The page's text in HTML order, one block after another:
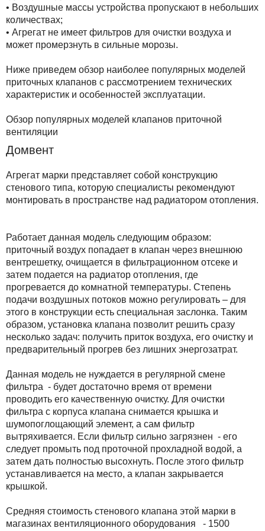
• Воздушные массы устройства пропускают в небольших
количествах;
• Агрегат не имеет фильтров для очистки воздуха и
может промерзнуть в сильные морозы.
Ниже приведем обзор наиболее популярных моделей
приточных клапанов с рассмотрением технических
характеристик и особенностей эксплуатации.
Обзор популярных моделей клапанов приточной
вентиляции
Домвент
Агрегат марки представляет собой конструкцию
стенового типа, которую специалисты рекомендуют
монтировать в пространстве над радиатором отопления.
Работает данная модель следующим образом:
приточный воздух попадает в клапан через внешнюю
вентрешетку, очищается в фильтрационном отсеке и
затем подается на радиатор отопления, где
прогревается до комнатной температуры. Степень
подачи воздушных потоков можно регулировать – для
этого в конструкции есть специальная заслонка. Таким
образом, установка клапана позволит решить сразу
несколько задач: получить приток воздуха, его очистку и
предварительный прогрев без лишних энергозатрат.
Данная модель не нуждается в регулярной смене
фильтра - будет достаточно время от времени
проводить его качественную очистку. Для очистки
фильтра с корпуса клапана снимается крышка и
шумопоглощающий элемент, а сам фильтр
вытряхивается. Если фильтр сильно загрязнен - его
следует промыть под проточной прохладной водой, а
затем дать полностью высохнуть. После этого фильтр
устанавливается на место, а клапан закрывается
крышкой.
Средняя стоимость стенового клапана этой марки в
магазинах вентиляционного оборудования - 1500